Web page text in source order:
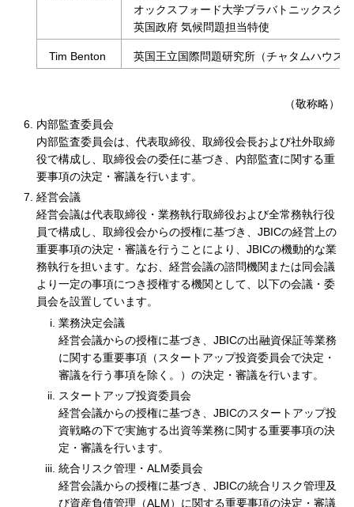
オックスフォード大学ブラバトニックスク
英国政府 気候問題担当特使
Tim Benton 英国王立国際問題研究所（チャタムハウス
（敬称略）
内部監査委員会
内部監査委員会は、代表取締役、取締役会長および社外取締
役で構成し、取締役会の委任に基づき、内部監査に関する重
要事項の決定・審議を行います。
経営会議
経営会議は代表取締役・業務執行取締役および全常務執行役
員で構成し、取締役会からの授権に基づき、JBICの経営上の
重要事項の決定・審議を行うことにより、JBICの機動的な業
務執行を担います。なお、経営会議の諮問機関または同会議
より一定の事項につき授権する機関として、以下の会議・委
員会を設置しています。
業務決定会議
経営会議からの授権に基づき、JBICの出融資保証等業務
に関する重要事項（スタートアップ投資委員会で決定・
審議を行う事項を除く。）の決定・審議を行います。
スタートアップ投資委員会
経営会議からの授権に基づき、JBICのスタートアップ投
資戦略の下で実施する出資等業務に関する重要事項の決
定・審議を行います。
統合リスク管理・ALM委員会
経営会議からの授権に基づき、JBICの統合リスク管理及
び資産負債管理（ALM）に関する重要事項の決定・審議